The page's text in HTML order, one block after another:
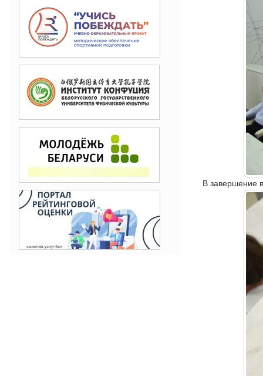
В завершение